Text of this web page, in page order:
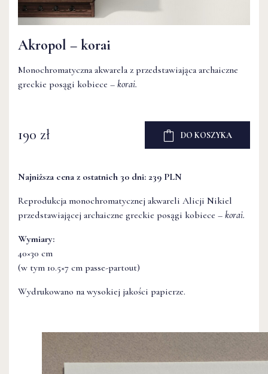
Akropol – korai
Monochromatyczna akwarela z przedstawiająca archaiczne
greckie posągi kobiece – korai.
190 zł DO KOSZYKA
Najniższa cena z ostatnich 30 dni: 239 PLN
Reprodukcja monochromatycznej akwareli Alicji Nikiel
przedstawiającej archaiczne greckie posągi kobiece – korai.
Wymiary:
40×30 cm
(w tym 10.5×7 cm passe-partout)
Wydrukowano na wysokiej jakości papierze.